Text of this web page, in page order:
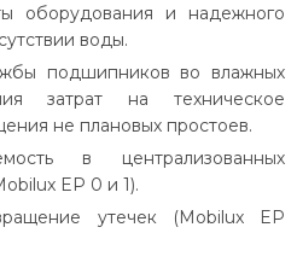
оборудования и надежного
воды.
подшипников во влажных
затрат на техническое
не плановых простоев.
в централизованных
EP 0 и 1).
утечек (Mobilux EP